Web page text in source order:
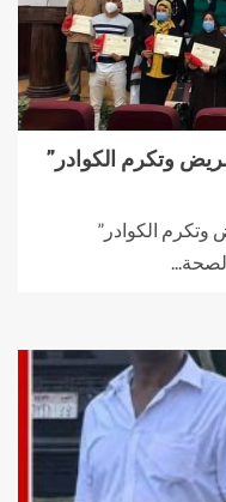
وتكرم الكوادر”
وتكرم الكوادر”